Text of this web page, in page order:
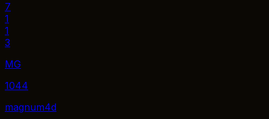
7
1
1
3
MG
1044
magnum4d